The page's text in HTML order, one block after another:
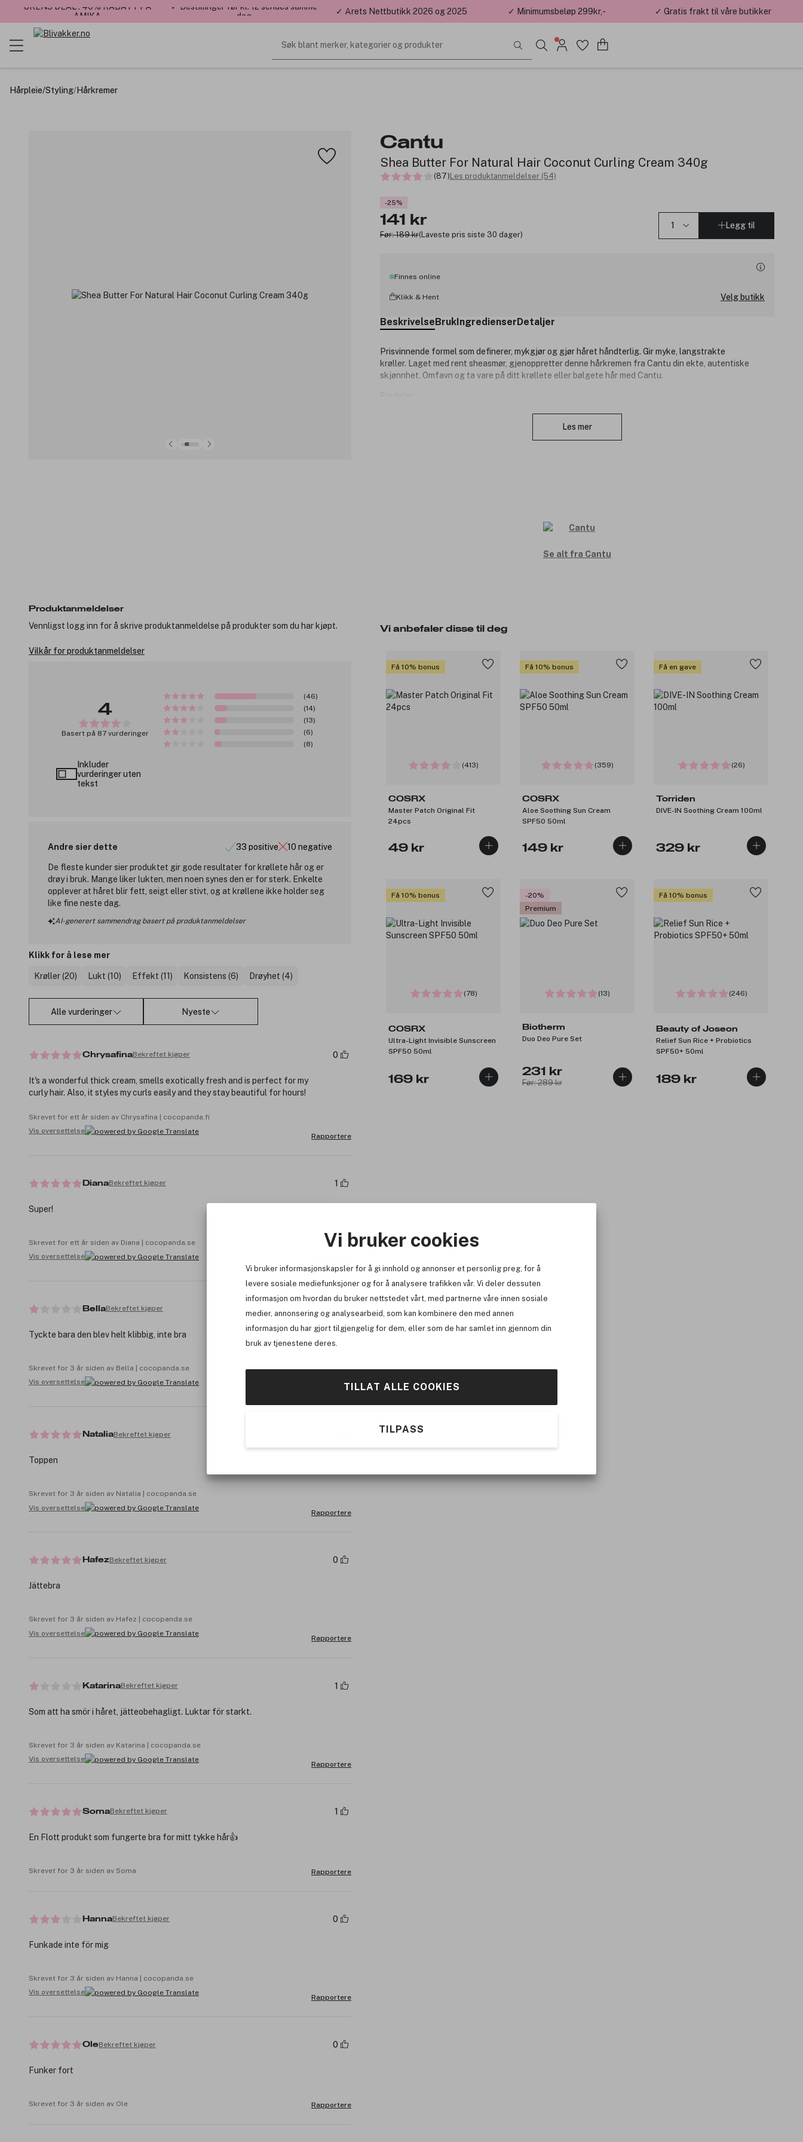
Vi bruker cookies
Vi bruker informasjonskapsler for å gi innhold og annonser et personlig preg, for å
levere sosiale mediefunksjoner og for å analysere trafikken vår. Vi deler dessuten
informasjon om hvordan du bruker nettstedet vårt, med partnerne våre innen sosiale
medier, annonsering og analysearbeid, som kan kombinere den med annen
informasjon du har gjort tilgjengelig for dem, eller som de har samlet inn gjennom din
bruk av tjenestene deres.
TILLAT ALLE COOKIES
TILPASS
UKENS DEAL : 40% RABATT PÅ
AMIKA
✓ Bestillinger før kl. 12 sendes samme
dag
✓ Årets Nettbutikk 2026 og 2025 ✓ Minimumsbeløp 299kr,- ✓ Gratis frakt til våre butikker
Søk blant merker, kategorier og produkter
Hårpleie/Styling/Hårkremer
Cantu
Shea Butter For Natural Hair Coconut Curling Cream 340g
(87) Les produktanmeldelser (54)
-25%
141 kr
Før: 189 kr(Laveste pris siste 30 dager)
Legg til
Finnes online
Klikk & Hent Velg butikk
BeskrivelseBrukIngredienserDetaljer
Prisvinnende formel som definerer, mykgjør og gjør håret håndterlig. Gir myke, langstrakte
krøller. Laget med rent sheasmør, gjenoppretter denne hårkremen fra Cantu din ekte, autentiske
skjønnhet. Omfavn og ta vare på ditt krøllete eller bølgete hår med Cantu.
Definerer krøller uten å tynge håret.
Les mer
Se alt fra Cantu
Vi anbefaler disse til deg
Få 10% bonus
(413)
COSRX
Master Patch Original Fit
24pcs
49 kr
Få 10% bonus
(359)
COSRX
Aloe Soothing Sun Cream
SPF50 50ml
149 kr
Få en gave
(26)
Torriden
DIVE-IN Soothing Cream 100ml
329 kr
Få 10% bonus
(78)
COSRX
Ultra-Light Invisible Sunscreen
SPF50 50ml
169 kr
-20%
Premium
(13)
Biotherm
Duo Deo Pure Set
231 kr
Før: 289 kr
Få 10% bonus
(246)
Beauty of Joseon
Relief Sun Rice + Probiotics
SPF50+ 50ml
189 kr
Produktanmeldelser
Vennligst logg inn for å skrive produktanmeldelse på produkter som du har kjøpt.
Vilkår for produktanmeldelser
4
Basert på 87 vurderinger
(46)
(14)
(13)
(6)
(8)
Inkluder
vurderinger uten
tekst
Andre sier dette 33 positive 10 negative
De fleste kunder sier produktet gir gode resultater for krøllete hår og er
drøy i bruk. Mange liker lukten, men noen synes den er for sterk. Enkelte
opplever at håret blir fett, seigt eller stivt, og at krøllene ikke holder seg
like fine neste dag.
AI-generert sammendrag basert på produktanmeldelser
Klikk for å lese mer
Krøller (20) Lukt (10) Effekt (11) Konsistens (6) Drøyhet (4)
Alle vurderinger Nyeste
ChrysafinaBekreftet kjøper 0
It's a wonderful thick cream, smells exotically fresh and is perfect for my
curly hair. Also, it styles my curls easily and they stay beautiful for hours!
Skrevet for ett år siden av Chrysafina | cocopanda.fi
Vis oversettelse
Rapportere
DianaBekreftet kjøper 1
Super!
Skrevet for ett år siden av Diana | cocopanda.se
Vis oversettelse
BellaBekreftet kjøper
Tyckte bara den blev helt klibbig, inte bra
Skrevet for 3 år siden av Bella | cocopanda.se
Vis oversettelse
NataliaBekreftet kjøper
Toppen
Skrevet for 3 år siden av Natalia | cocopanda.se
Vis oversettelse
Rapportere
HafezBekreftet kjøper 0
Jättebra
Skrevet for 3 år siden av Hafez | cocopanda.se
Vis oversettelse
Rapportere
KatarinaBekreftet kjøper 1
Som att ha smör i håret, jätteobehagligt. Luktar för starkt.
Skrevet for 3 år siden av Katarina | cocopanda.se
Vis oversettelse
Rapportere
SomaBekreftet kjøper 1
En Flott produkt som fungerte bra for mitt tykke hår👍
Skrevet for 3 år siden av Soma Rapportere
HannaBekreftet kjøper 0
Funkade inte för mig
Skrevet for 3 år siden av Hanna | cocopanda.se
Vis oversettelse
Rapportere
OleBekreftet kjøper 0
Funker fort
Skrevet for 3 år siden av Ole Rapportere